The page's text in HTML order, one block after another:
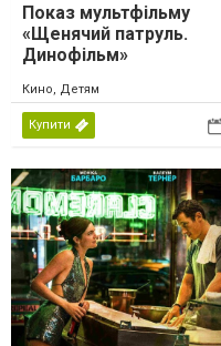
Показ мультфільму
«Щенячий патруль.
Динофільм»
Кино, Детям
Купити